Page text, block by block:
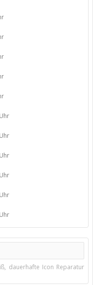
dauerhafte Icon Reparatur